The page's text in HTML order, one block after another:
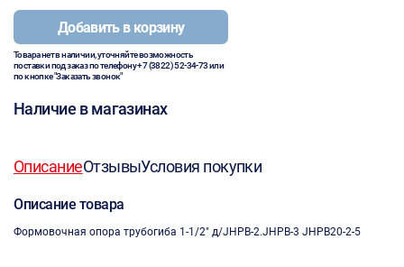
Добавить в корзину
Товара нет в наличии, уточняйте возможность
поставки под заказ по телефону+7 (3822) 52-34-73или
по кнопке "Заказать звонок"
Наличие в магазинах
ОписаниеОтзывыУсловия покупки
Описание товара
Формовочная опора трубогиба 1-1/2" д/JHPB-2.JHPB-3 JHPB20-2-5